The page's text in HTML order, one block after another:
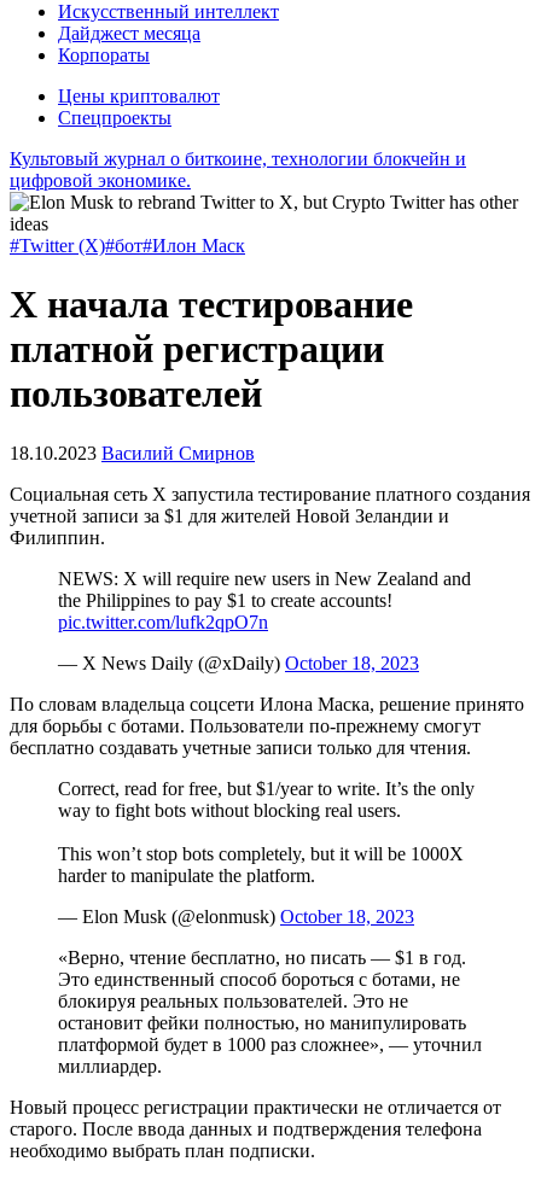
Искусственный интеллект
Дайджест месяца
Корпораты
Цены криптовалют
Спецпроекты
Культовый журнал о биткоине, технологии блокчейн и
цифровой экономике.
#Twitter (X)#бот#Илон Маск
Х начала тестирование
платной регистрации
пользователей
18.10.2023 Василий Смирнов
Социальная сеть X запустила тестирование платного создания
учетной записи за $1 для жителей Новой Зеландии и
Филиппин.
NEWS: X will require new users in New Zealand and
the Philippines to pay $1 to create accounts!
pic.twitter.com/lufk2qpO7n
— X News Daily (@xDaily) October 18, 2023
По словам владельца соцсети Илона Маска, решение принято
для борьбы с ботами. Пользователи по-прежнему смогут
бесплатно создавать учетные записи только для чтения.
Correct, read for free, but $1/year to write. It’s the only
way to fight bots without blocking real users.
This won’t stop bots completely, but it will be 1000X
harder to manipulate the platform.
— Elon Musk (@elonmusk) October 18, 2023
«Верно, чтение бесплатно, но писать — $1 в год.
Это единственный способ бороться с ботами, не
блокируя реальных пользователей. Это не
остановит фейки полностью, но манипулировать
платформой будет в 1000 раз сложнее», — уточнил
миллиардер.
Новый процесс регистрации практически не отличается от
старого. После ввода данных и подтверждения телефона
необходимо выбрать план подписки.